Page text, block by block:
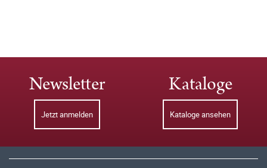
Newsletter
Jetzt anmelden
Kataloge
Kataloge ansehen